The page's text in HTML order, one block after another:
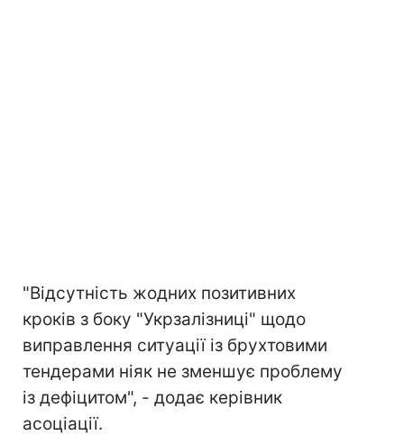
"Відсутність жодних позитивних
кроків з боку "Укрзалізниці" щодо
виправлення ситуації із брухтовими
тендерами ніяк не зменшує проблему
із дефіцитом", - додає керівник
асоціації.